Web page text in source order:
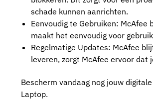
schade kunnen aanrichten.
Eenvoudig te Gebruiken:
maakt het eenvoudig voor
Regelmatige Updates: McAfee
leveren, zorgt McAfee ervoor
Bescherm vandaag nog jouw
Laptop.